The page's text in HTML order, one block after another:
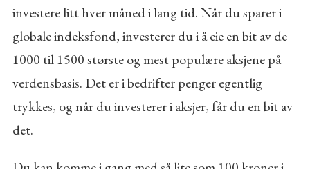
investere litt hver måned i lang tid. Når du sparer i
globale indeksfond, investerer du i å eie en bit av de
1000 til 1500 største og mest populære aksjene på
verdensbasis. Det er i bedrifter penger egentlig
trykkes, og når du investerer i aksjer, får du en bit av
det.